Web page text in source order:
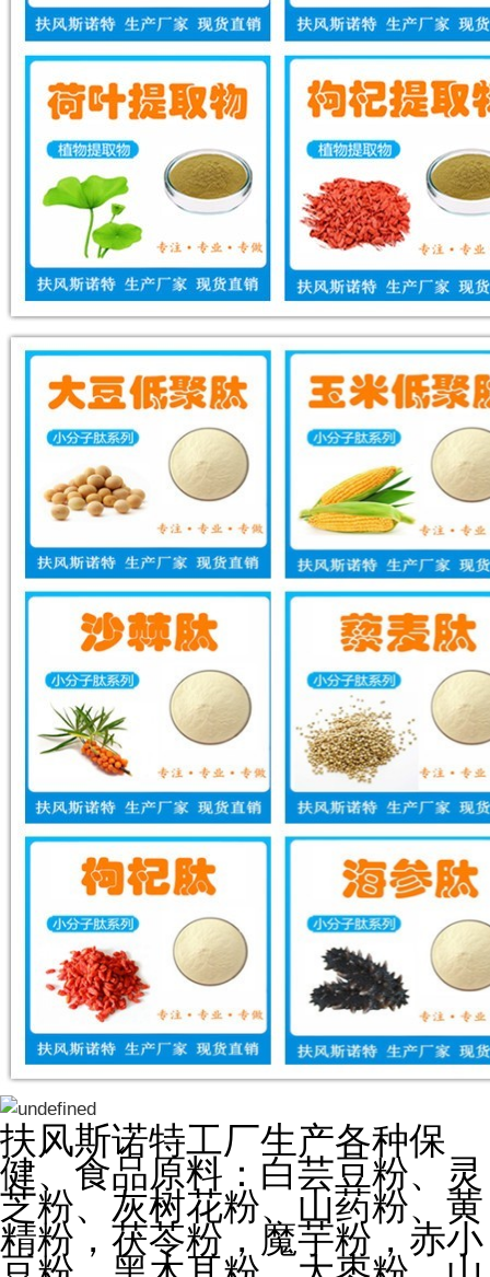
扶风斯诺特工厂生产各种保
健、食品原料：白芸豆粉、灵
芝粉、灰树花粉、山药粉、黄
精粉，茯苓粉，魔芋粉，赤小